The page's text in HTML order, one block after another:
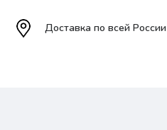
Доставка по всей России